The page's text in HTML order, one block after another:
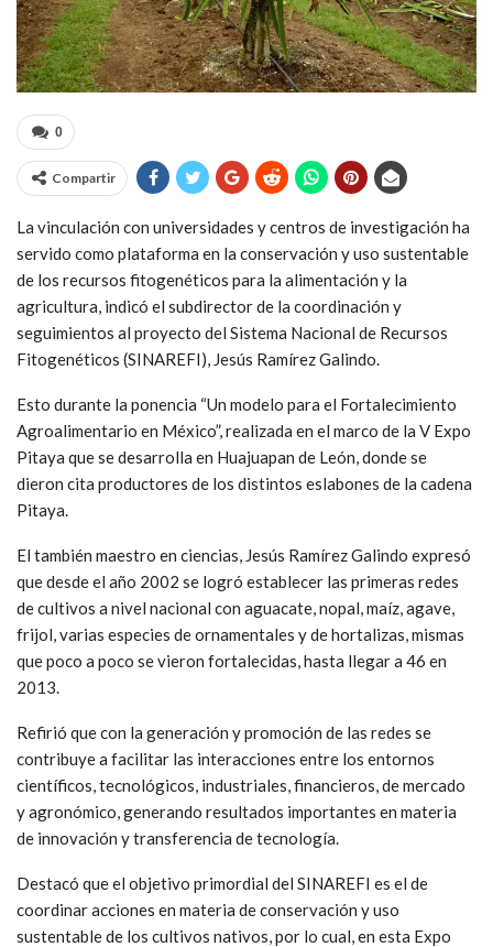
0
Compartir
La vinculación con universidades y centros de investigación ha
servido como plataforma en la conservación y uso sustentable
de los recursos fitogenéticos para la alimentación y la
agricultura, indicó el subdirector de la coordinación y
seguimientos al proyecto del Sistema Nacional de Recursos
Fitogenéticos (SINAREFI), Jesús Ramírez Galindo.
Esto durante la ponencia “Un modelo para el Fortalecimiento
Agroalimentario en México”, realizada en el marco de la V Expo
Pitaya que se desarrolla en Huajuapan de León, donde se
dieron cita productores de los distintos eslabones de la cadena
Pitaya.
El también maestro en ciencias, Jesús Ramírez Galindo expresó
que desde el año 2002 se logró establecer las primeras redes
de cultivos a nivel nacional con aguacate, nopal, maíz, agave,
frijol, varias especies de ornamentales y de hortalizas, mismas
que poco a poco se vieron fortalecidas, hasta llegar a 46 en
2013.
Refirió que con la generación y promoción de las redes se
contribuye a facilitar las interacciones entre los entornos
científicos, tecnológicos, industriales, financieros, de mercado
y agronómico, generando resultados importantes en materia
de innovación y transferencia de tecnología.
Destacó que el objetivo primordial del SINAREFI es el de
coordinar acciones en materia de conservación y uso
sustentable de los cultivos nativos, por lo cual, en esta Expo